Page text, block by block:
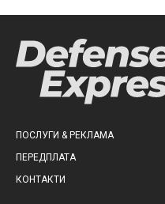
ПОСЛУГИ & РЕКЛАМА
ПЕРЕДПЛАТА
КОНТАКТИ